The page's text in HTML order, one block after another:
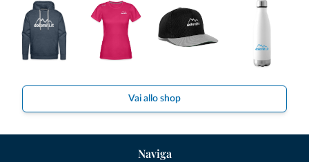
Vai allo shop
Naviga